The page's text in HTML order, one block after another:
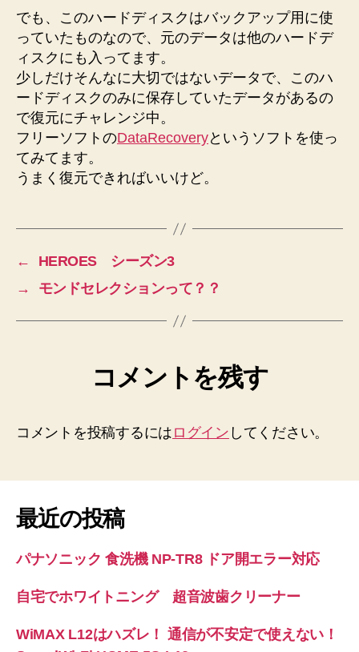
ッ
シ
ュ!!
へ
の
でも、このハードディスクはバックアップ用に使
っていたものなので、元のデータは他のハードデ
ィスクにも入ってます。
少しだけそんなに大切ではないデータで、このハ
ードディスクのみに保存していたデータがあるの
で復元にチャレンジ中。
フリーソフトのDataRecoveryというソフトを使っ
てみてます。
うまく復元できればいいけど。
←
HEROES シーズン3
→
モンドセレクションって？？
コメントを残す
コメントを投稿するには ログイン してください。
最近の投稿
パナソニック 食洗機 NP-TR8 ドア開エラー対応
自宅でホワイトニング 超音波歯クリーナー
WiMAX L12はハズレ！ 通信が不安定で使えない！